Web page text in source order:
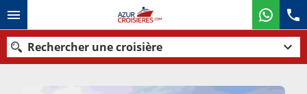
Rechercher une croisière